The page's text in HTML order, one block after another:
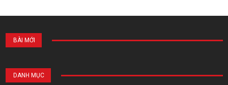
BÀI MỚI
DANH MỤC